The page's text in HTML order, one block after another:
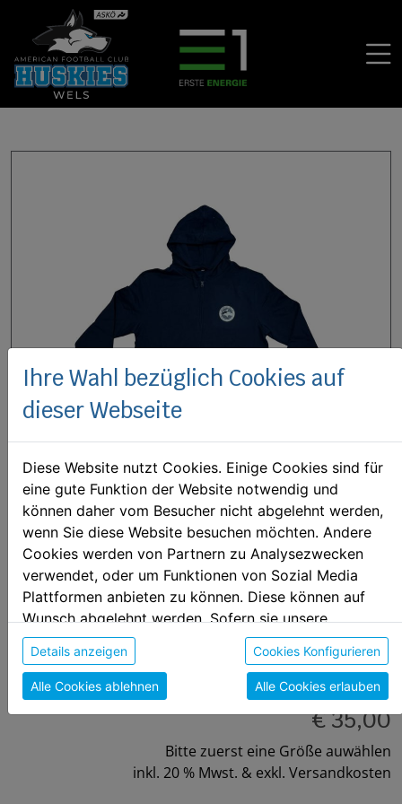
HUSKIES Zipper
Huskies Wels Zipper
Größe auswählen:
134
164 S XL XXL 3XL
€ 35,00
Bitte zuerst eine Größe auwählen
inkl. 20 % Mwst. & exkl. Versandkosten
Ihre Wahl bezüglich Cookies auf
dieser Webseite
Diese Website nutzt Cookies. Einige Cookies sind für
eine gute Funktion der Website notwendig und
können daher vom Besucher nicht abgelehnt werden,
wenn Sie diese Website besuchen möchten. Andere
Cookies werden von Partnern zu Analysezwecken
verwendet, oder um Funktionen von Sozial Media
Plattformen anbieten zu können. Diese können auf
Wunsch abgelehnt werden. Sofern sie unsere
Webseite weiter nutzen, geben Sie Einwilligung zu
unseren Cookies.
Details anzeigen Cookies Konfigurieren
Alle Cookies ablehnen Alle Cookies erlauben